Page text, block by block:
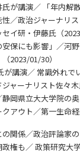
講演／ 「年内解
／政治ジャーナリ
イ研・伊藤氏（
保にも影響」／河
2023/01/30）
講演／ 常識外れで
ャーナリスト佐々
岡県立大大学院の
ウト／第一生命
関係／政治評論家
も／ 政策研究大